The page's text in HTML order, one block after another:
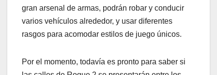
gran arsenal de armas, podrán robar y conducir
varios vehículos alrededor, y usar diferentes
rasgos para acomodar estilos de juego únicos.
Por el momento, todavía es pronto para saber si